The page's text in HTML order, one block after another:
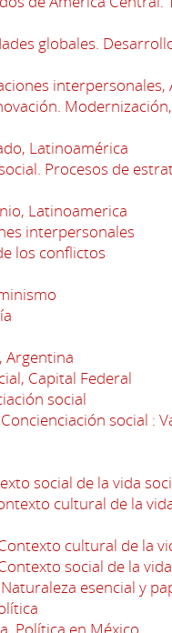
globales.
interpersonales,
Latinoamérica
Procesos de
Latinoamerica
interpersonales
los conflictos
Argentina
Capital Federal
social
social :
social de la vida
cultural de la
cultural de la
social de la
esencial y